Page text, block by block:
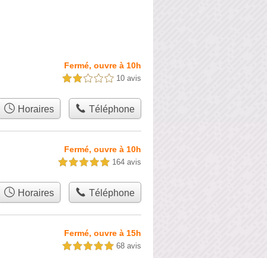
Fermé, ouvre à 10h
2,0 étoiles sur 5 10 avis
Horaires Téléphone
Fermé, ouvre à 10h
5,0 étoiles sur 5 164 avis
Horaires Téléphone
Fermé, ouvre à 15h
5,0 étoiles sur 5 68 avis